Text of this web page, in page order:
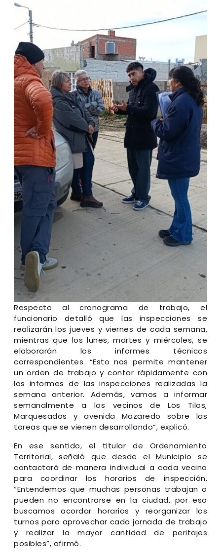
Respecto al cronograma de trabajo, el
funcionario detalló que las inspecciones se
realizarán los jueves y viernes de cada semana,
mientras que los lunes, martes y miércoles, se
elaborarán los informes técnicos
correspondientes. “Esto nos permite mantener
un orden de trabajo y contar rápidamente con
los informes de las inspecciones realizadas la
semana anterior. Además, vamos a informar
semanalmente a los vecinos de Los Tilos,
Marquesados y avenida Mazaredo sobre las
tareas que se vienen desarrollando”, explicó.
En ese sentido, el titular de Ordenamiento
Territorial, señaló que desde el Municipio se
contactará de manera individual a cada vecino
para coordinar los horarios de inspección.
“Entendemos que muchas personas trabajan o
pueden no encontrarse en la ciudad, por eso
buscamos acordar horarios y reorganizar los
turnos para aprovechar cada jornada de trabajo
y realizar la mayor cantidad de peritajes
posibles”, afirmó.